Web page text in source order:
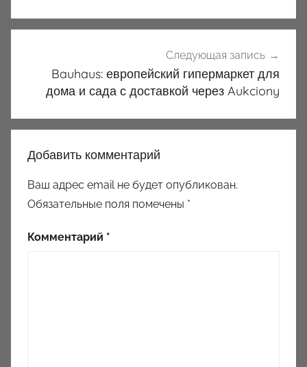
Следующая запись
Bauhaus: европейский гипермаркет для
дома и сада с доставкой через Aukciony
Добавить комментарий
Ваш адрес email не будет опубликован.
Обязательные поля помечены *
Комментарий *